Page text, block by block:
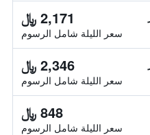
2,171 ﷼
سعر الليلة شامل الرسوم
2,346 ﷼
سعر الليلة شامل الرسوم
848 ﷼
سعر الليلة شامل الرسوم